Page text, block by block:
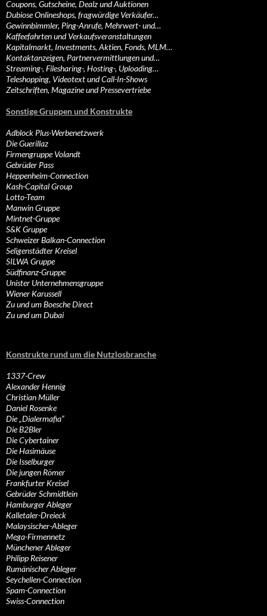
Coupons, Gutscheine, Dealz und Auktionen
Dubiose Onlineshops, fragwürdige Verkäufer…
Gewinnbimmler, Ping-Anrufe, Mehrwert- und…
Kaffeefahrten und Verkaufsveranstaltungen
Kapitalmarkt, Investments, Aktien, Fonds, MLM…
Kontaktanzeigen, Partnervermittlungen und…
Streaming-, Filesharing-, Hosting-, Uploading…
Teleshopping, Videotext und Call-In-Shows
Zeitschriften, Magazine und Pressevertriebe
Sonstige Gruppen und Konstrukte
Adblock Plus-Werbenetzwerk
Die Guerillaz
Firmengruppe Volandt
Gebrüder Pass
Heppenheim-Connection
Kash-Capital Group
Lotto-Team
Manwin Gruppe
Mintnet-Gruppe
S&K Gruppe
Schweizer Balkan-Connection
Seligenstädter Kreisel
SILWA Gruppe
Südfinanz-Gruppe
Unister Unternehmensgruppe
Wiener Karussell
Zu und um Boesche Direct
Zu und um Dubai
Konstrukte rund um die Nutzlosbranche
1337-Crew
Alexander Hennig
Christian Müller
Daniel Rosenke
Die „Dialermafia“
Die B2Bler
Die Cybertainer
Die Hasimäuse
Die Isselburger
Die jungen Römer
Frankfurter Kreisel
Gebrüder Schmidtlein
Hamburger Ableger
Kalletaler-Dreieck
Malaysischer-Ableger
Mega-Firmennetz
Münchener Ableger
Philipp Reisener
Rumänischer Ableger
Seychellen-Connection
Spam-Connection
Swiss-Connection